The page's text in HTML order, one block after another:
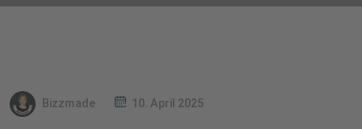
Bizzmade 10. April 2025